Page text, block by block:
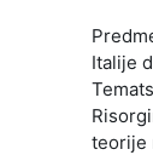
Italije
teorije